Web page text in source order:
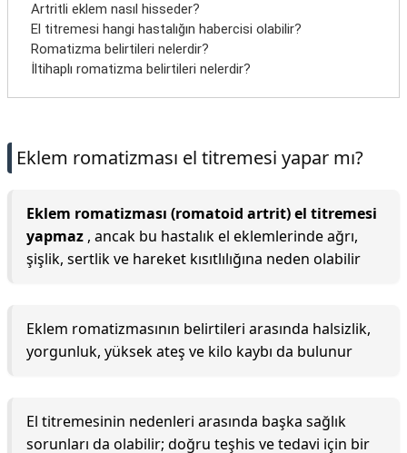
Artritli eklem nasıl hisseder?
El titremesi hangi hastalığın habercisi olabilir?
Romatizma belirtileri nelerdir?
İltihaplı romatizma belirtileri nelerdir?
Eklem romatizması el titremesi yapar mı?
Eklem romatizması (romatoid artrit) el titremesi
yapmaz , ancak bu hastalık el eklemlerinde ağrı,
şişlik, sertlik ve hareket kısıtlılığına neden olabilir
Eklem romatizmasının belirtileri arasında halsizlik,
yorgunluk, yüksek ateş ve kilo kaybı da bulunur
El titremesinin nedenleri arasında başka sağlık
sorunları da olabilir; doğru teşhis ve tedavi için bir